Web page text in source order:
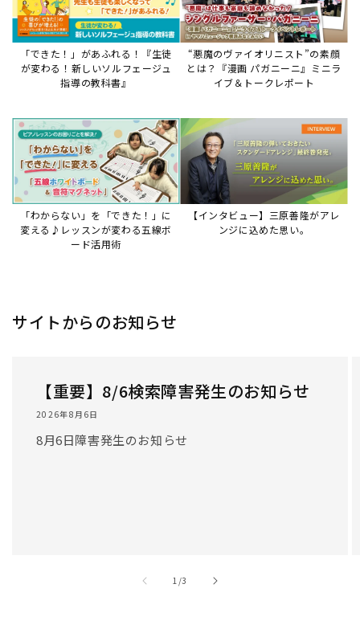
「できた！」があふれる！『生徒
が変わる！新しいソルフェージュ
指導の教科書』
“悪魔のヴァイオリニスト”の素顔
とは？『漫画 パガニーニ』ミニラ
イブ＆トークレポート
「わからない」を「できた！」に
変える♪レッスンが変わる五線ボ
ード活用術
【インタビュー】三原善隆がアレ
ンジに込めた思い。
サイトからのお知らせ
【重要】8/6検索障害発生のお知らせ
2026年8月6日
8月6日障害発生のお知らせ
1 //3